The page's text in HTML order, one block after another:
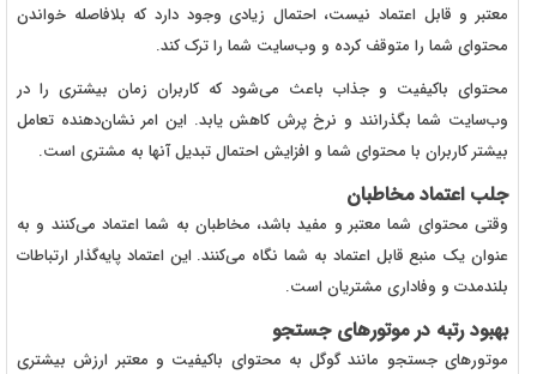
معتبر و قابل اعتماد نیست، احتمال زیادی وجود دارد که بلافاصله خواندن
محتوای شما را متوقف کرده و وب‌سایت شما را ترک کند.
محتوای باکیفیت و جذاب باعث می‌شود که کاربران زمان بیشتری را در
وب‌سایت شما بگذرانند و نرخ پرش کاهش یابد. این امر نشان‌دهنده تعامل
بیشتر کاربران با محتوای شما و افزایش احتمال تبدیل آنها به مشتری است.
جلب اعتماد مخاطبان
وقتی محتوای شما معتبر و مفید باشد، مخاطبان به شما اعتماد می‌کنند و به
عنوان یک منبع قابل اعتماد به شما نگاه می‌کنند. این اعتماد پایه‌گذار ارتباطات
بلندمدت و وفاداری مشتریان است.
بهبود رتبه در موتورهای جستجو
موتورهای جستجو مانند گوگل به محتوای باکیفیت و معتبر ارزش بیشتری